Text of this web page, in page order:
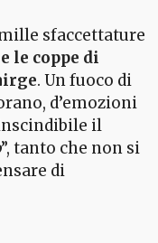
sfaccettature
le coppe di
. Un fuoco di
d’emozioni
il
”, tanto che non si
di